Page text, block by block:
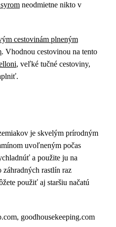
neodmietne nikto v
cestovinám plneným
. Vhodnou cestovinou na tento
, veľké tučné cestoviny,
je skvelým prírodným
uvoľneným počas
a použite ju na
rastlín raz
použiť aj staršiu načatú
goodhousekeeping.com